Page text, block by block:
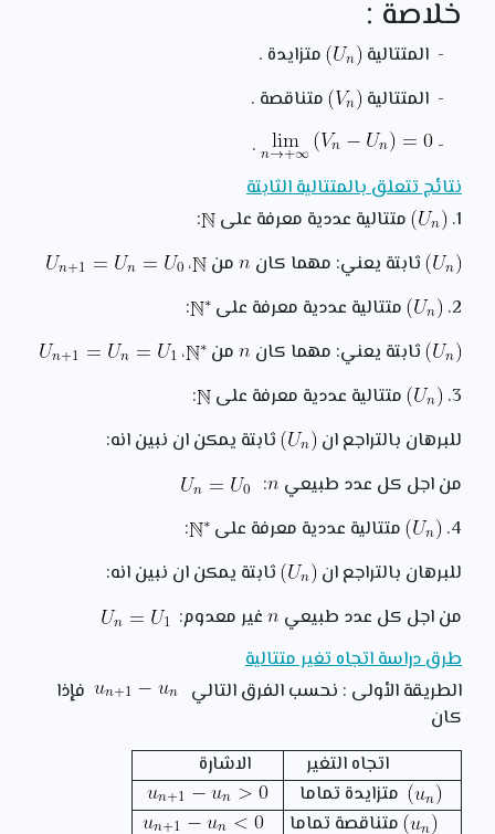
خلاصة :
- المتتالية
متزايدة .
- المتتالية
متناقصة .
-
.
نتائج تتعلق بالمتتالية الثابتة
1.
متتالية عددية معرفة على
:
ثابتة يعني: مهما كان
من
،
2.
متتالية عددية معرفة على
:
ثابتة يعني: مهما كان
من
،
3.
متتالية عددية معرفة على
:
للبرهان بالتراجع ان
ثابتة يمكن ان نبين انه:
من اجل كل عدد طبيعي
:
4.
متتالية عددية معرفة على
:
للبرهان بالتراجع ان
ثابتة يمكن ان نبين انه:
من اجل كل عدد طبيعي
غير معدوم:
طرق دراسة اتجاه تغير متتالية
الطريقة الأولى : نحسب الفرق التالي
فإذا
كان
اتجاه التغير
الاشارة
متزايدة تماما
متناقصة تماما